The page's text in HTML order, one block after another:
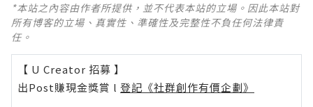
*本站之內容由作者所提供，並不代表本站的立場。因此本站對
所有博客的立場、真實性、準確性及完整性不負任何法律責
任。
【 U Creator 招募 】
出Post賺現金獎賞 l 登記《社群創作有價企劃》